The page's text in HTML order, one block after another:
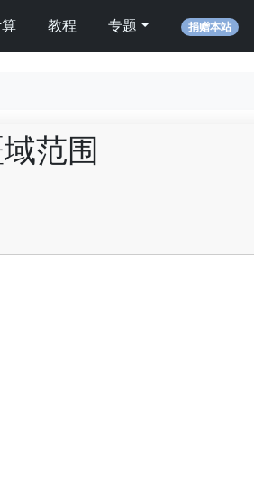
教程 专题 捐赠本站
范围